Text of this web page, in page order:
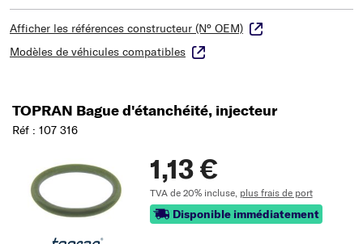
Afficher les références constructeur (N° OEM)
Modèles de véhicules compatibles
TOPRAN Bague d'étanchéité, injecteur
Réf : 107 316
1,13 €
TVA de 20% incluse, plus frais de port
Disponible immédiatement